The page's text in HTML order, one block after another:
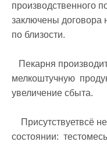
производственного
заключены договора
по близости.
мелкоштучную
увеличение сбыта.
состоянии: